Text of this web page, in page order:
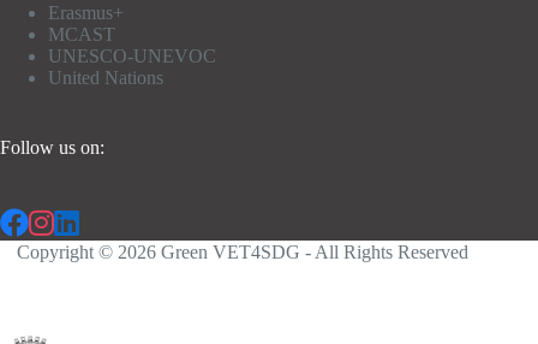
Erasmus+
MCAST
UNESCO-UNEVOC
United Nations
Follow us on:
Copyright © 2026 Green VET4SDG - All Rights Reserved